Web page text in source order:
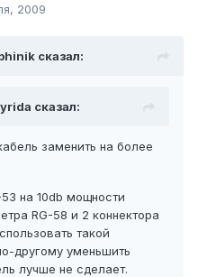
2009
сказал:
сказал:
заменить на более
на 10db мощности
RG-58 и 2 коннектора
такой
другому уменьшить
лучше не сделает.